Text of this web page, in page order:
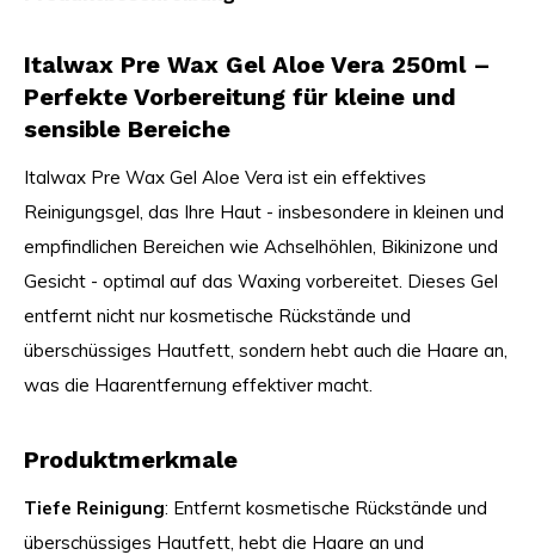
Italwax Pre Wax Gel Aloe Vera 250ml –
Perfekte Vorbereitung für kleine und
sensible Bereiche
Italwax Pre Wax Gel Aloe Vera ist ein effektives
Reinigungsgel, das Ihre Haut - insbesondere in kleinen und
empfindlichen Bereichen wie Achselhöhlen, Bikinizone und
Gesicht - optimal auf das Waxing vorbereitet. Dieses Gel
entfernt nicht nur kosmetische Rückstände und
überschüssiges Hautfett, sondern hebt auch die Haare an,
was die Haarentfernung effektiver macht.
Produktmerkmale
Tiefe Reinigung: Entfernt kosmetische Rückstände und
überschüssiges Hautfett, hebt die Haare an und